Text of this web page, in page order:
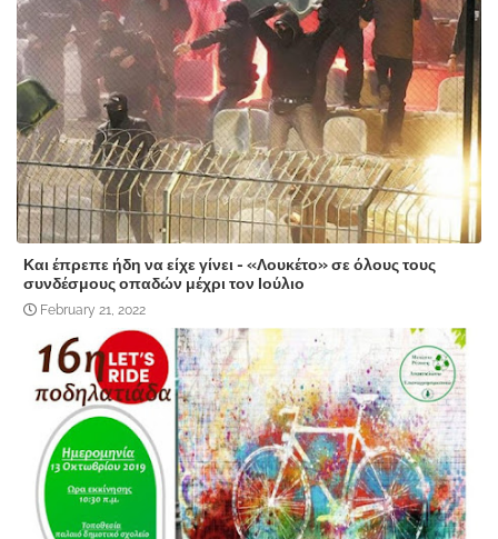
Και έπρεπε ήδη να είχε γίνει - «Λουκέτο» σε όλους τους
συνδέσμους οπαδών μέχρι τον Ιούλιο
February 21, 2022